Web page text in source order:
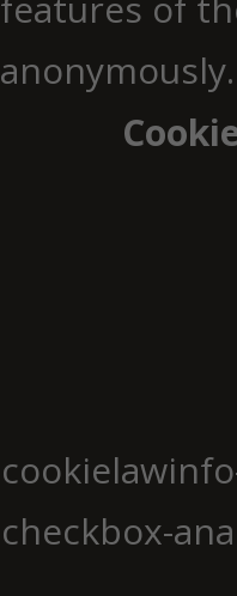
anonymously.
checkbox-